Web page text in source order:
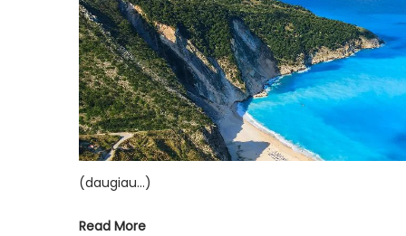
n
(daugiau…)
Read More